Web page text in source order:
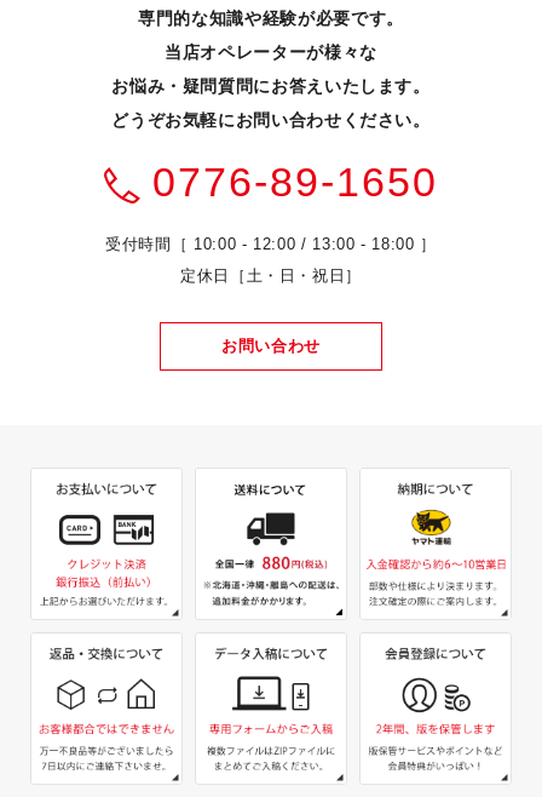
専門的な知識や経験が必要です。
当店オペレーターが様々な
お悩み・疑問質問にお答えいたします。
どうぞお気軽にお問い合わせください。
0776-89-1650
受付時間［ 10:00 - 12:00 / 13:00 - 18:00 ］
定休日［土・日・祝日］
お問い合わせ